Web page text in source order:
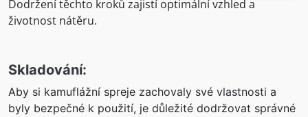
Dodržení těchto kroků zajistí optimální vzhled a
životnost nátěru.
Skladování:
Aby si kamuflážní spreje zachovaly své vlastnosti a
byly bezpečné k použití, je důležité dodržovat správné